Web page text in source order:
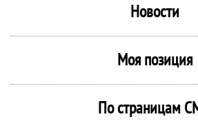
Новости
Моя позиция
По страницам